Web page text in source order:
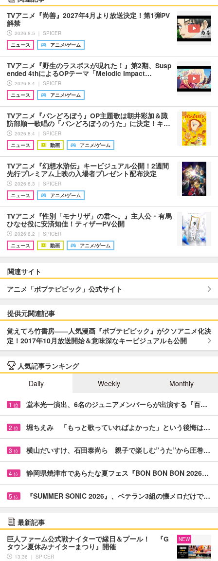
TVアニメ『尚善』2027年4月より放送決定！第1弾PV
解禁
2026.8.5 ｜ SPICER
ニュース
アニメ/ゲーム
TVアニメ『野生のラスボスが現れた！』第2期、Susp
ended 4thによるOPテーマ「Melodic Impact…
2026.8.4 ｜ SPICER
ニュース
アニメ/ゲーム
TVアニメ『パンどろぼう』OP主題歌は朝井彩加＆諏
訪部順一歌唱の「パンどろぼうのうた」に決定！キ…
2026.8.4 ｜ SPICER
ニュース
動画 アニメ/ゲーム
TVアニメ『幻想水滸伝』キービジュアル公開！2週間
先行プレミアム上映の入場者プレゼント配布決定
2026.8.3 ｜ SPICER
ニュース
アニメ/ゲーム
TVアニメ『性別「モナリザ」の君へ。』主人公・有馬
ひなせ役に安済知佳！ティザーPV公開
2026.8.2 ｜ SPICER
ニュース
動画 アニメ/ゲーム
関連サイト
アニメ「ポプテピピック」公式サイト
提供元関連記事
覚えてろ竹書房――人気漫画『ポプテピピック』がクソアニメ化決
定！2017年10月放送開始＆意味深なキービジュアルも公開
人気記事ランキング
Daily
Weekly Monthly
1 位 堂本光一演出、6名のジュニアメンバーらが出演する『百…
2 位 堀ちえみ 「もっと歌っていればよかった」という後悔は…
3 位 横山だいすけ、石田泰尚ら 親子で楽しむ”うた”から圧巻…
4 位 静岡県焼津市であらたな夏フェス『BON BON BON 2026…
5 位 『SUMMER SONIC 2026』、ベテラン3組の懐メロだけで…
最新記事
巨人ファーム公式戦ナイターで縁日＆プール！ 『G
タウン夏休みナイターまつり』開催
13:36 ｜ SPICER
NEW